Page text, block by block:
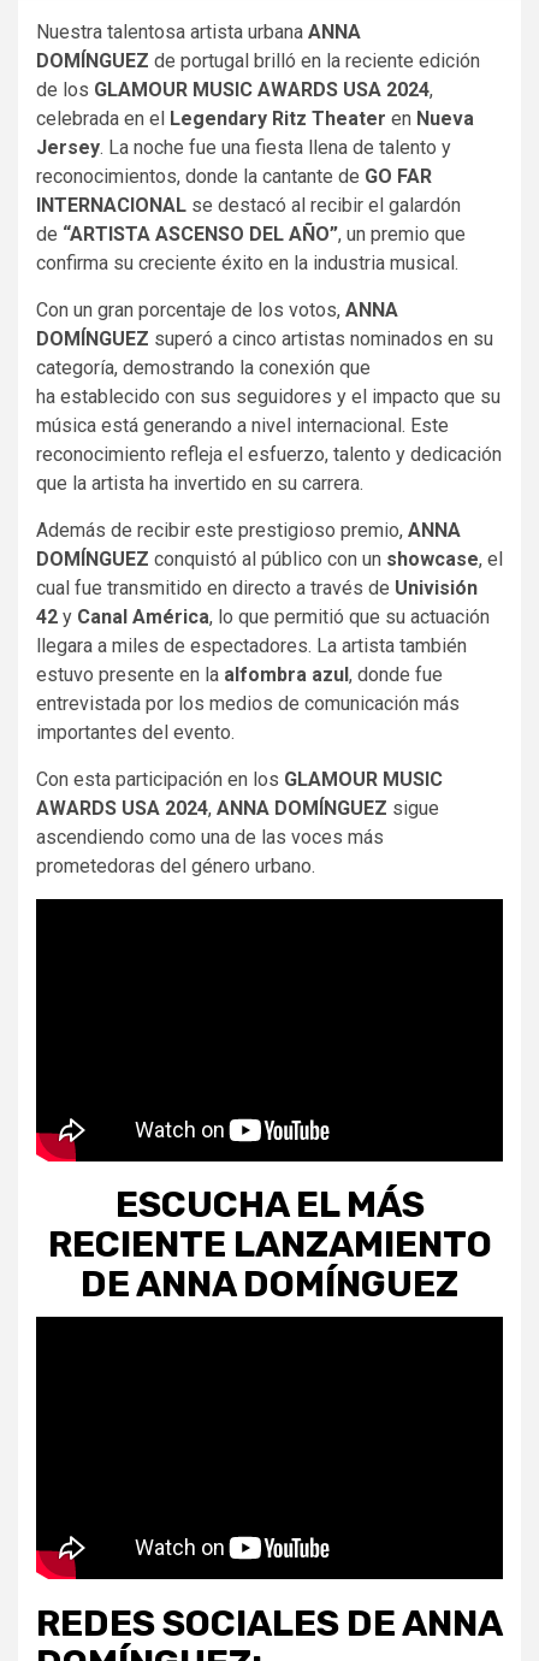
Nuestra talentosa artista urbana ANNA
DOMÍNGUEZ de portugal brilló en la reciente edición
de los GLAMOUR MUSIC AWARDS USA 2024,
celebrada en el Legendary Ritz Theater en Nueva
Jersey. La noche fue una fiesta llena de talento y
reconocimientos, donde la cantante de GO FAR
INTERNACIONAL se destacó al recibir el galardón
de “ARTISTA ASCENSO DEL AÑO”, un premio que
confirma su creciente éxito en la industria musical.
Con un gran porcentaje de los votos, ANNA
DOMÍNGUEZ superó a cinco artistas nominados en su
categoría, demostrando la conexión que
ha establecido con sus seguidores y el impacto que su
música está generando a nivel internacional. Este
reconocimiento refleja el esfuerzo, talento y dedicación
que la artista ha invertido en su carrera.
Además de recibir este prestigioso premio, ANNA
DOMÍNGUEZ conquistó al público con un showcase, el
cual fue transmitido en directo a través de Univisión
42 y Canal América, lo que permitió que su actuación
llegara a miles de espectadores. La artista también
estuvo presente en la alfombra azul, donde fue
entrevistada por los medios de comunicación más
importantes del evento.
Con esta participación en los GLAMOUR MUSIC
AWARDS USA 2024, ANNA DOMÍNGUEZ sigue
ascendiendo como una de las voces más
prometedoras del género urbano.
ESCUCHA EL MÁS
RECIENTE LANZAMIENTO
DE ANNA DOMÍNGUEZ
REDES SOCIALES DE ANNA